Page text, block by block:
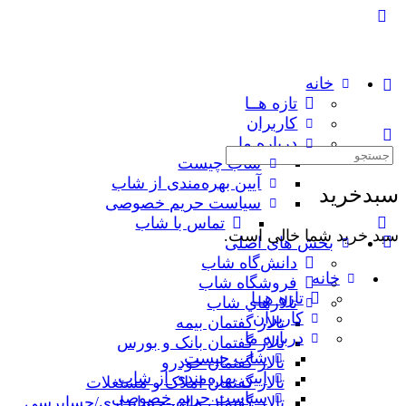
خانه
تازه هــا
کاربران
درباره ما
شاب چیست
آیین بهره‌مندی از شاب
سیاست حریم خصوصی
تماس با شاب
بخش های اصلی
دانش‌گاه شاب
فروشگاه شاب
تالارهاي شاب
تالار گفتمان بیمه
تالار گفتمان بانک و بورس
تالار گفتمان خودرو
تالار گفتمان املاک و مستغلات
تالار گفتمان مالی-حسابداری/حسابرسی
سبدخرید
سبد خرید شما خالی است.
جستجوی:
خانه
تازه هــا
کاربران
درباره ما
شاب چیست
آیین بهره‌مندی از شاب
سیاست حریم خصوصی